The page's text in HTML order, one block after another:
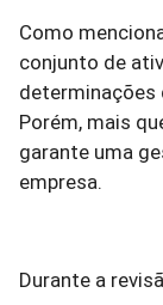
Como
conjunto de
determinações
Porém, mais
garante uma
empresa.
Durante a